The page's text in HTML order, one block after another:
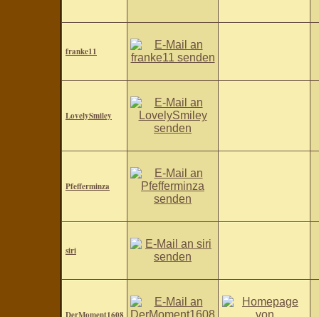
franke11
LovelySmiley
Pfefferminza
siri